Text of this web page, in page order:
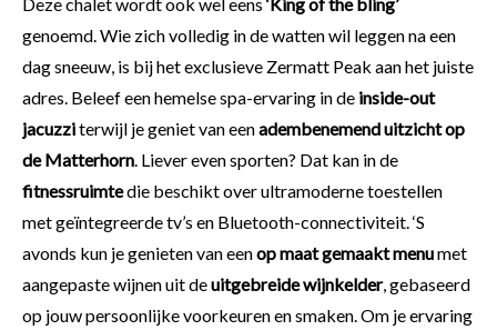
genoemd. Wie zich volledig in de watten wil leggen na een
dag sneeuw, is bij het exclusieve Zermatt Peak aan het juiste
adres. Beleef een hemelse spa-ervaring in de inside-out
jacuzziterwijl je geniet van eenadembenemend uitzicht op
de Matterhorn. Liever even sporten? Dat kan in de
fitnessruimtedie beschikt over ultramoderne toestellen
met geïntegreerde tv’s en Bluetooth-connectiviteit. ‘S
avonds kun je genieten van eenop maat gemaakt menumet
aangepaste wijnen uit deuitgebreide wijnkelder, gebaseerd
op jouw persoonlijke voorkeuren en smaken. Om je ervaring